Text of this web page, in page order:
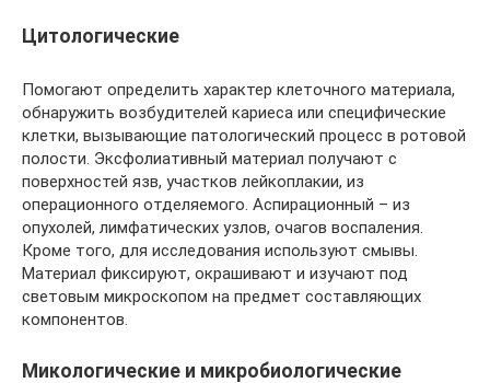
Цитологические
Помогают определить характер клеточного материала,
обнаружить возбудителей кариеса или специфические
клетки, вызывающие патологический процесс в ротовой
полости. Эксфолиативный материал получают с
поверхностей язв, участков лейкоплакии, из
операционного отделяемого. Аспирационный – из
опухолей, лимфатических узлов, очагов воспаления.
Кроме того, для исследования используют смывы.
Материал фиксируют, окрашивают и изучают под
световым микроскопом на предмет составляющих
компонентов.
Микологические и микробиологические